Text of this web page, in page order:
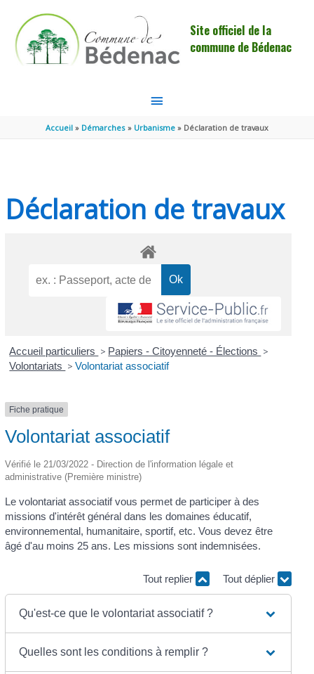
Site officiel de la
commune de Bédenac
MENU
PRINCIPAL
Accueil Démarches Urbanisme Déclaration de travaux
Déclaration de travaux
Accueil particuliers > Papiers - Citoyenneté - Élections >
Volontariats > Volontariat associatif
Fiche pratique
Volontariat associatif
Vérifié le 21/03/2022 - Direction de l'information légale et
administrative (Première ministre)
Le volontariat associatif vous permet de participer à des
missions d'intérêt général dans les domaines éducatif,
environnemental, humanitaire, sportif, etc. Vous devez être
âgé d'au moins 25 ans. Les missions sont indemnisées.
Tout replier Tout déplier
Qu'est-ce que le volontariat associatif ?
Quelles sont les conditions à remplir ?